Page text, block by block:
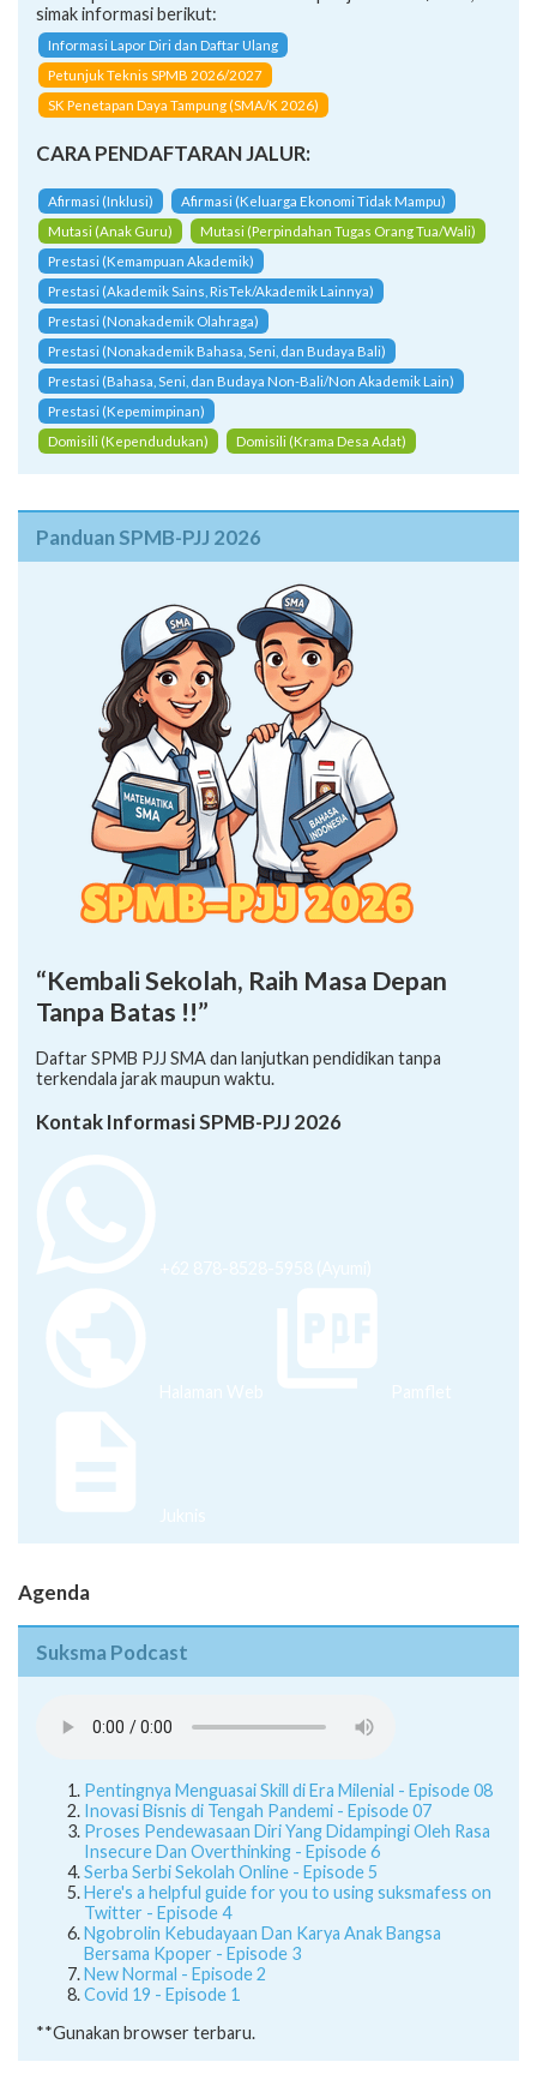
simak informasi berikut:
Informasi Lapor Diri dan Daftar Ulang
Petunjuk Teknis SPMB 2026/2027
SK Penetapan Daya Tampung (SMA/K 2026)
CARA PENDAFTARAN JALUR:
Afirmasi (Inklusi)
Afirmasi (Keluarga Ekonomi Tidak Mampu)
Mutasi (Anak Guru)
Mutasi (Perpindahan Tugas Orang Tua/Wali)
Prestasi (Kemampuan Akademik)
Prestasi (Akademik Sains, RisTek/Akademik Lainnya)
Prestasi (Nonakademik Olahraga)
Prestasi (Nonakademik Bahasa, Seni, dan Budaya Bali)
Prestasi (Bahasa, Seni, dan Budaya Non-Bali/Non Akademik Lain)
Prestasi (Kepemimpinan)
Domisili (Kependudukan)
Domisili (Krama Desa Adat)
Panduan SPMB-PJJ 2026
“Kembali Sekolah, Raih Masa Depan
Tanpa Batas !!”
Daftar SPMB PJJ SMA dan lanjutkan pendidikan tanpa
terkendala jarak maupun waktu.
Kontak Informasi SPMB-PJJ 2026
+62 878-8528-5958 (Ayumi)
Halaman Web Pamflet
Juknis
Agenda
Suksma Podcast
Pentingnya Menguasai Skill di Era Milenial - Episode 08
Inovasi Bisnis di Tengah Pandemi - Episode 07
Proses Pendewasaan Diri Yang Didampingi Oleh Rasa
Insecure Dan Overthinking - Episode 6
Serba Serbi Sekolah Online - Episode 5
Here's a helpful guide for you to using suksmafess on
Twitter - Episode 4
Ngobrolin Kebudayaan Dan Karya Anak Bangsa
Bersama Kpoper - Episode 3
New Normal - Episode 2
Covid 19 - Episode 1
**Gunakan browser terbaru.